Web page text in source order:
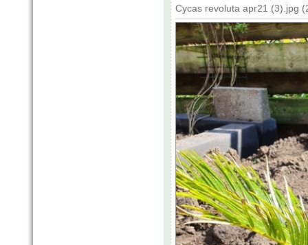
Cycas revoluta apr21 (3).jpg